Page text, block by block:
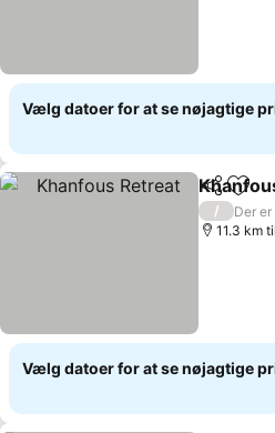
Vælg datoer for at se nøjagtige
Del Føj
/
Der
11.3 km
Vælg datoer for at se nøjagtige